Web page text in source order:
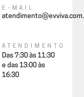
E-MAIL
ATENDIMENTO
Das 7:30 às 11:30
e das 13:00 às
16:30